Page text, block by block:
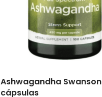
Ashwagandha Swanson
cápsulas